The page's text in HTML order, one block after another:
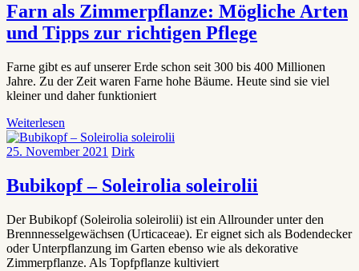
Farn als Zimmerpflanze: Mögliche Arten
und Tipps zur richtigen Pflege
Farne gibt es auf unserer Erde schon seit 300 bis 400 Millionen
Jahre. Zu der Zeit waren Farne hohe Bäume. Heute sind sie viel
kleiner und daher funktioniert
Weiterlesen
25. November 2021 Dirk
Bubikopf – Soleirolia soleirolii
Der Bubikopf (Soleirolia soleirolii) ist ein Allrounder unter den
Brennnesselgewächsen (Urticaceae). Er eignet sich als Bodendecker
oder Unterpflanzung im Garten ebenso wie als dekorative
Zimmerpflanze. Als Topfpflanze kultiviert